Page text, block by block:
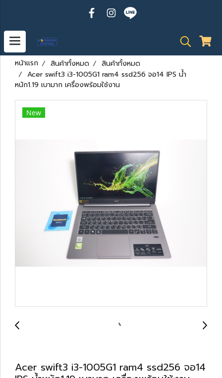
หน้าแรก สินค้าทั้งหมด
สินค้าทั้งหมด
Acer swift3 i3-1005G1 ram4 ssd256 จอ14 IPS น้ำ
หนัก1.19 เบามาก เครื่องพร้อมใช้งาน
New
Acer swift3 i3-1005G1 ram4 ssd256 จอ14